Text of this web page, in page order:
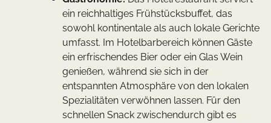
ein reichhaltiges Frühstücksbuffet, das
sowohl kontinentale als auch lokale Gerichte
umfasst. Im Hotelbarbereich können Gäste
ein erfrischendes Bier oder ein Glas Wein
genießen, während sie sich in der
entspannten Atmosphäre von den lokalen
Spezialitäten verwöhnen lassen. Für den
schnellen Snack zwischendurch gibt es